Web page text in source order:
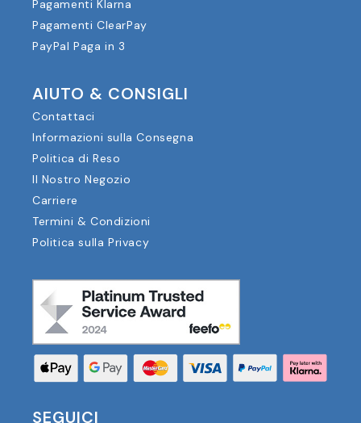
Pagamenti Klarna
Pagamenti ClearPay
PayPal Paga in 3
AIUTO & CONSIGLI
Contattaci
Informazioni sulla Consegna
Politica di Reso
Il Nostro Negozio
Carriere
Termini & Condizioni
Politica sulla Privacy
SEGUICI